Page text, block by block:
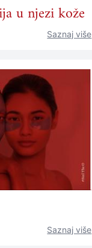
u njezi kože
Saznaj više
Saznaj više